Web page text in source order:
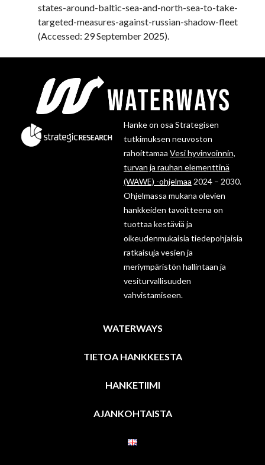
states-around-baltic-sea-and-north-sea-to-take-
targeted-measures-against-russian-shadow-fleet
(Accessed: 29 September 2025).
Hanke on osa Strategisen
tutkimuksen neuvoston
rahoittamaaVesi hyvinvoinnin,
turvan ja rauhan elementtinä
(WAWE) -ohjelmaa 2024 – 2030.
Ohjelmassa mukana olevien
hankkeiden tavoitteena on
tuottaa kestäviä ja
oikeudenmukaisia tiedepohjaisia
ratkaisuja vesien ja
meriympäristön hallintaan ja
vesiturvallisuuden
vahvistamiseen.
WATERWAYS
TIETOA HANKKEESTA
HANKETIIMI
AJANKOHTAISTA